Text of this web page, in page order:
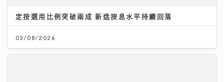
定按選用比例突破兩成 新造按息水平持續回落
03/08/2026